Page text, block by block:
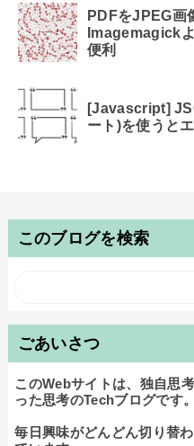
PDFをJPEG画
Imagemagick
便利
[Javascript]
ート)を使うと
このブログを検索
ごあいさつ
このWebサイトは、独自思
った思考のTechブログです。
毎日興味がどんどん切り替